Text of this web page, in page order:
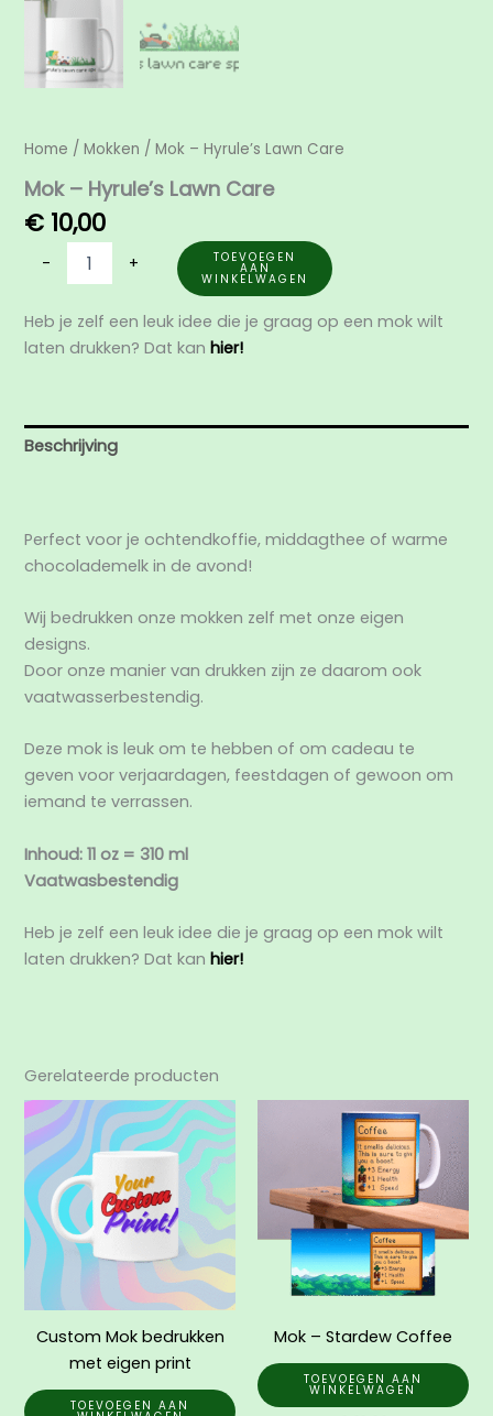
Home /Mokken / Mok – Hyrule’s Lawn Care
Mok – Hyrule’s Lawn Care
€ 10,00
- + TOEVOEGEN
AAN
WINKELWAGEN
Heb je zelf een leuk idee die je graag op een mok wilt
laten drukken? Dat kanhier!
Beschrijving
Perfect voor je ochtendkoffie, middagthee of warme
chocolademelk in de avond!
Wij bedrukken onze mokken zelf met onze eigen
designs.
Door onze manier van drukken zijn ze daarom ook
vaatwasserbestendig.
Deze mok is leuk om te hebben of om cadeau te
geven voor verjaardagen, feestdagen of gewoon om
iemand te verrassen.
Inhoud: 11 oz = 310 ml
Vaatwasbestendig
Heb je zelf een leuk idee die je graag op een mok wilt
laten drukken? Dat kanhier!
Gerelateerde producten
Custom Mok bedrukken
met eigen print
TOEVOEGEN AAN
Mok – Stardew Coffee
TOEVOEGEN AAN
WINKELWAGEN